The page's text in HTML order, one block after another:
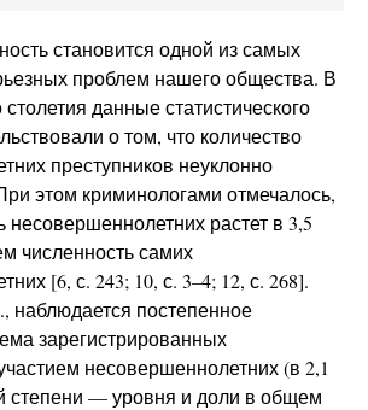
становится одной из самых
проблем нашего общества. В
данные статистического
о том, что количество
преступников неуклонно
этом криминологами отмечалось,
несовершеннолетних растет в 3,5
численность самих
[6, с. 243; 10, с. 3–4; 12, с. 268].
наблюдается постепенное
зарегистрированных
несовершеннолетних (в 2,1
степени — уровня и доли в общем